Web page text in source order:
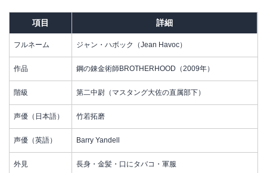
項目 詳細
フルネーム ジャン・ハボック（Jean Havoc）
作品 鋼の錬金術師BROTHERHOOD（2009年）
階級 第二中尉（マスタング大佐の直属部下）
声優（日本語） 竹若拓磨
声優（英語） Barry Yandell
外見 長身・金髪・口にタバコ・軍服